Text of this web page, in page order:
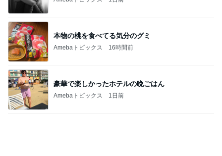
コメダの唐揚げとミックスサンド
Amebaトピックス
悩んで買えなかったホワイトニング